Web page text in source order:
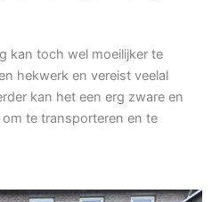
kan toch wel moeilijker te
hekwerk en vereist veelal
kan het een erg zware en
te transporteren en te